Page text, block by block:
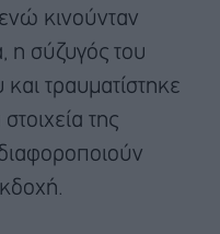
κινούνταν
η σύζυγός του
τραυματίστηκε
της